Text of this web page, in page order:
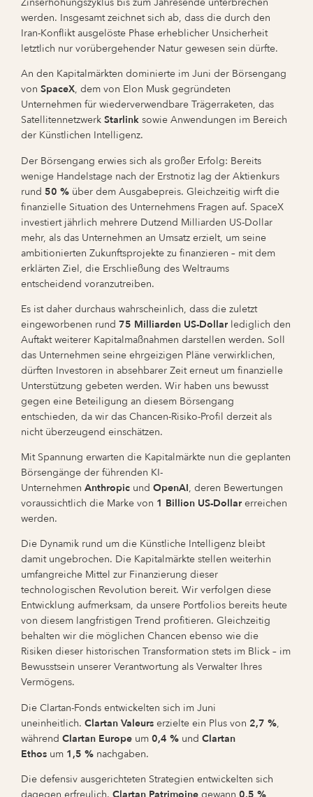
werden. Insgesamt zeichnet sich ab, dass die durch den
Iran-Konflikt ausgelöste Phase erheblicher Unsicherheit
letztlich nur vorübergehender Natur gewesen sein dürfte.
An den Kapitalmärkten dominierte im Juni der Börsengang
vonSpaceX, dem von Elon Musk gegründeten
Unternehmen für wiederverwendbare Trägerraketen, das
SatellitennetzwerkStarlink sowie Anwendungen im Bereich
der Künstlichen Intelligenz.
Der Börsengang erwies sich als großer Erfolg: Bereits
wenige Handelstage nach der Erstnotiz lag der Aktienkurs
rund50 % über dem Ausgabepreis. Gleichzeitig wirft die
finanzielle Situation des Unternehmens Fragen auf. SpaceX
investiert jährlich mehrere Dutzend Milliarden US-Dollar
mehr, als das Unternehmen an Umsatz erzielt, um seine
ambitionierten Zukunftsprojekte zu finanzieren – mit dem
erklärten Ziel, die Erschließung des Weltraums
entscheidend voranzutreiben.
Es ist daher durchaus wahrscheinlich, dass die zuletzt
eingeworbenen rund75 Milliarden US-Dollar lediglich den
Auftakt weiterer Kapitalmaßnahmen darstellen werden. Soll
das Unternehmen seine ehrgeizigen Pläne verwirklichen,
dürften Investoren in absehbarer Zeit erneut um finanzielle
Unterstützung gebeten werden. Wir haben uns bewusst
gegen eine Beteiligung an diesem Börsengang
entschieden, da wir das Chancen-Risiko-Profil derzeit als
nicht überzeugend einschätzen.
Mit Spannung erwarten die Kapitalmärkte nun die geplanten
Börsengänge der führenden KI-
UnternehmenAnthropic undOpenAI, deren Bewertungen
voraussichtlich die Marke von 1 Billion US-Dollar erreichen
werden.
Die Dynamik rund um die Künstliche Intelligenz bleibt
damit ungebrochen. Die Kapitalmärkte stellen weiterhin
umfangreiche Mittel zur Finanzierung dieser
technologischen Revolution bereit. Wir verfolgen diese
Entwicklung aufmerksam, da unsere Portfolios bereits heute
von diesem langfristigen Trend profitieren. Gleichzeitig
behalten wir die möglichen Chancen ebenso wie die
Risiken dieser historischen Transformation stets im Blick – im
Bewusstsein unserer Verantwortung als Verwalter Ihres
Vermögens.
Die Clartan-Fonds entwickelten sich im Juni
uneinheitlich.Clartan Valeurs erzielte ein Plus von 2,7 %,
währendClartan Europe um0,4 % undClartan
Ethos um 1,5 % nachgaben.
Die defensiv ausgerichteten Strategien entwickelten sich